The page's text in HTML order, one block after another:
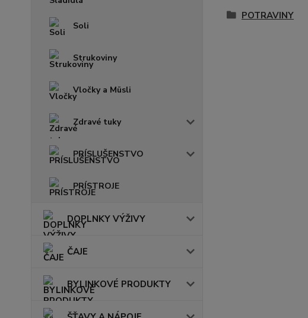
Soli
Strukoviny
Vločky a Müsli
Zdravé tuky
PRÍSLUŠENSTVO
PRÍSTROJE
DOPLNKY VÝŽIVY
ČAJE
BYLINKOVÉ PRODUKTY
POTRAVINY